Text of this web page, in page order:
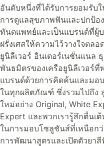
อันดับหนึ่งที่ได้รับการยอมรับ
การดูแลสุขภาพฟันและปกป้อ
ทันตแพทย์และเป็นแบรนด์ที่ผู้
ฝรั่งเศสให้ความไว้วางใจตล
ยูนิลีเวอร์ อินเตอร์เนชั่นแนล
พันธมิตรของเครือยูนิลีเวอร์ที่
แบรนด์ด้วยการคิดค้นและมอ
ในทุกผลิตภัณฑ์ ซึ่งรวมไปถึง
ใหม่อย่าง Original, White
Expert และพวกเรารู้สึกตื่นเ
ในการมอบโซลูชันส์ที่เหนือก
การพัฒนาสูตรและเปิดตัวยาสี